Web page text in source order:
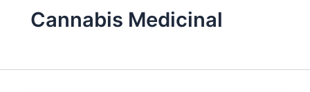
Cannabis Medicinal